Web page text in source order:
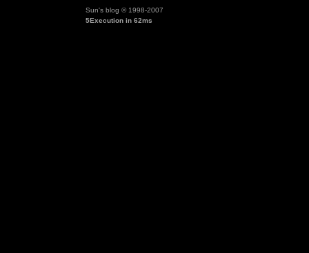
Sun's blog © 1998-2007
5Execution in 62ms